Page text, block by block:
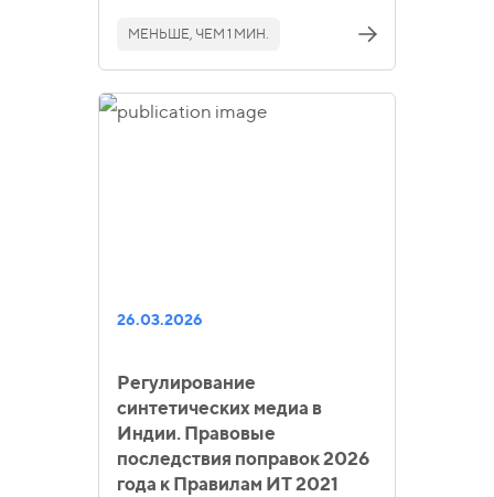
МЕНЬШЕ, ЧЕМ 1 МИН.
26.03.2026
Регулирование
синтетических медиа в
Индии. Правовые
последствия поправок 2026
года к Правилам ИТ 2021